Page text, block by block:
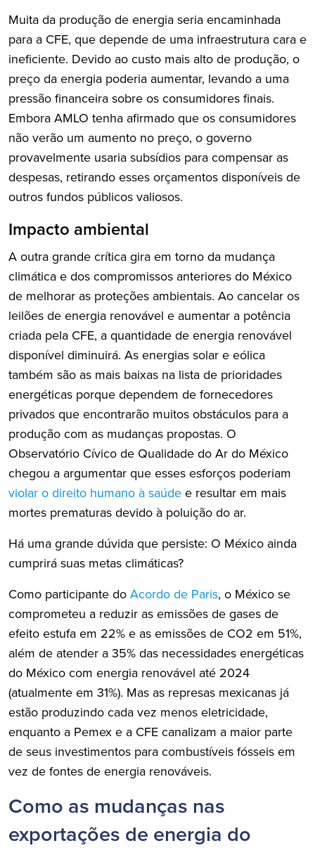
Muita da produção de energia seria encaminhada
para a CFE, que depende de uma infraestrutura cara e
ineficiente. Devido ao custo mais alto de produção, o
preço da energia poderia aumentar, levando a uma
pressão financeira sobre os consumidores finais.
Embora AMLO tenha afirmado que os consumidores
não verão um aumento no preço, o governo
provavelmente usaria subsídios para compensar as
despesas, retirando esses orçamentos disponíveis de
outros fundos públicos valiosos.
Impacto ambiental
A outra grande crítica gira em torno da mudança
climática e dos compromissos anteriores do México
de melhorar as proteções ambientais. Ao cancelar os
leilões de energia renovável e aumentar a potência
criada pela CFE, a quantidade de energia renovável
disponível diminuirá. As energias solar e eólica
também são as mais baixas na lista de prioridades
energéticas porque dependem de fornecedores
privados que encontrarão muitos obstáculos para a
produção com as mudanças propostas. O
Observatório Cívico de Qualidade do Ar do México
chegou a argumentar que esses esforços poderiam
violar o direito humano à saúde e resultar em mais
mortes prematuras devido à poluição do ar.
Há uma grande dúvida que persiste: O México ainda
cumprirá suas metas climáticas?
Como participante do Acordo de Paris, o México se
comprometeu a reduzir as emissões de gases de
efeito estufa em 22% e as emissões de CO2 em 51%,
além de atender a 35% das necessidades energéticas
do México com energia renovável até 2024
(atualmente em 31%). Mas as represas mexicanas já
estão produzindo cada vez menos eletricidade,
enquanto a Pemex e a CFE canalizam a maior parte
de seus investimentos para combustíveis fósseis em
vez de fontes de energia renováveis.
Como as mudanças nas
exportações de energia do